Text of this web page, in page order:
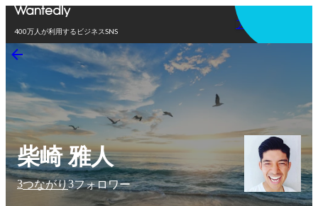
400万人が利用するビジネスSNS
アプリを使う
柴崎 雅人
3つながり3フォロワー